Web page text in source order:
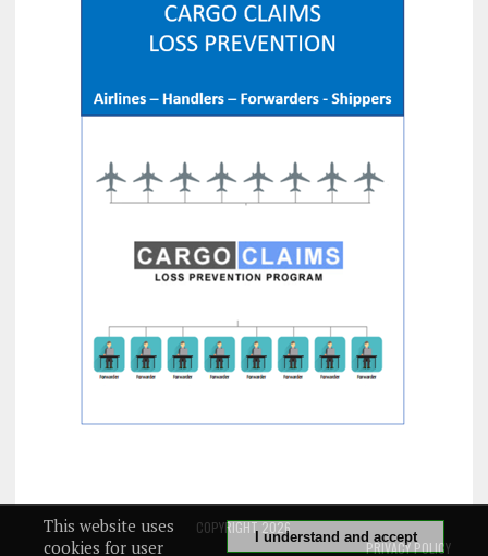
COPYRIGHT 2026
PRIVACY POLICY
I understand and accept
This website uses
cookies for user